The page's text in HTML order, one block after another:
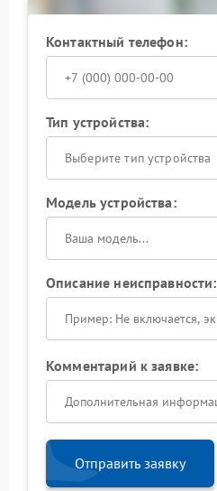
Контактный телефон:
Тип устройства:
Выберите тип устройства
Модель устройства:
Описание неисправности:
Комментарий к заявке:
Отправить заявку